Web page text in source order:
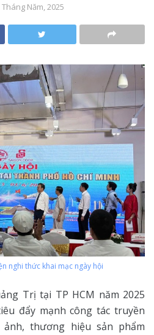
Tháng Năm, 2025
nghi thức khai mạc ngày hội
Trị tại TP HCM năm 2025
đẩy mạnh công tác truyền
thương hiệu sản phẩm